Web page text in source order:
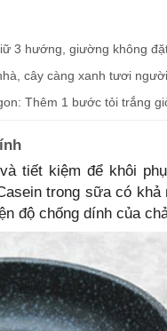
3 hướng, giường không
cây càng xanh tươi
Thêm 1 bước tỏi trắng
tiết kiệm để khôi
trong sữa có
độ chống dính của